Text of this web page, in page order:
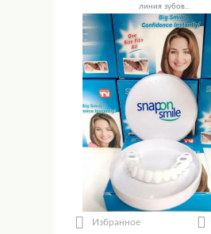
линия зубов...
Избранное